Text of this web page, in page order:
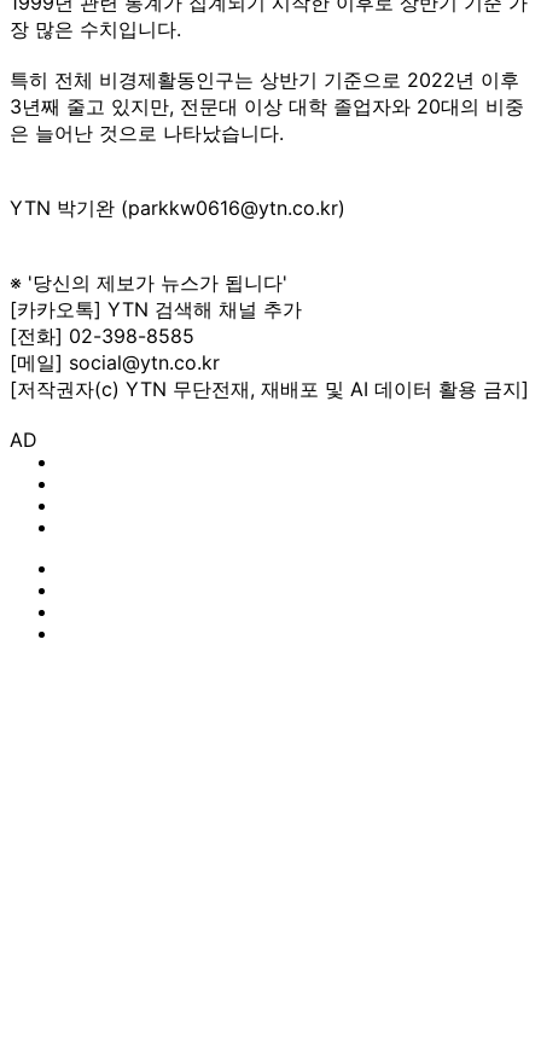
장 많은 수치입니다.
특히 전체 비경제활동인구는 상반기 기준으로 2022년 이후
3년째 줄고 있지만, 전문대 이상 대학 졸업자와 20대의 비중
은 늘어난 것으로 나타났습니다.
YTN 박기완 (parkkw0616@ytn.co.kr)
※ '당신의 제보가 뉴스가 됩니다'
[카카오톡] YTN 검색해 채널 추가
[전화] 02-398-8585
[메일] social@ytn.co.kr
[저작권자(c) YTN 무단전재, 재배포 및 AI 데이터 활용 금지]
AD